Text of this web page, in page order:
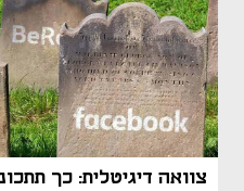
צוואה דיגיטלית: כך